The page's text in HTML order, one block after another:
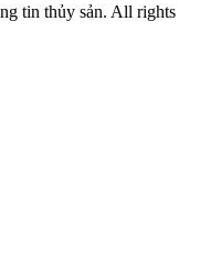
tin thủy sản. All rights